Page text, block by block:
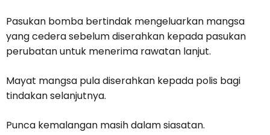
Pasukan bomba bertindak mengeluarkan mangsa
yang cedera sebelum diserahkan kepada pasukan
perubatan untuk menerima rawatan lanjut.
Mayat mangsa pula diserahkan kepada polis bagi
tindakan selanjutnya.
Punca kemalangan masih dalam siasatan.